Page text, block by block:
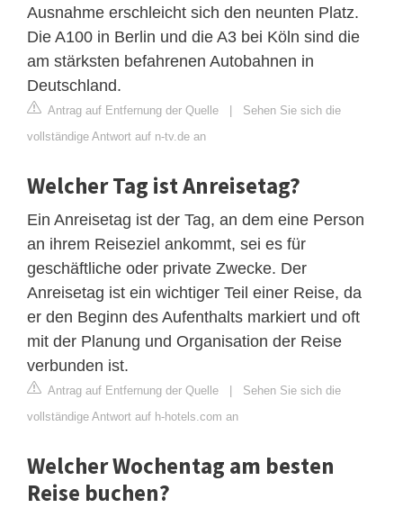
Ausnahme erschleicht sich den neunten Platz.
Die A100 in Berlin und die A3 bei Köln sind die
am stärksten befahrenen Autobahnen in
Deutschland.
Antrag auf Entfernung der Quelle | Sehen Sie sich die
vollständige Antwort auf n-tv.de an
Welcher Tag ist Anreisetag?
Ein Anreisetag ist der Tag, an dem eine Person
an ihrem Reiseziel ankommt, sei es für
geschäftliche oder private Zwecke. Der
Anreisetag ist ein wichtiger Teil einer Reise, da
er den Beginn des Aufenthalts markiert und oft
mit der Planung und Organisation der Reise
verbunden ist.
Antrag auf Entfernung der Quelle | Sehen Sie sich die
vollständige Antwort auf h-hotels.com an
Welcher Wochentag am besten
Reise buchen?